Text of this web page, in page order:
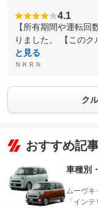
4.1
【所有期間や運転
りました。 【この
と見る
ＮＫＲＮ
ク
おすすめ記
車種別
ムーヴキ
「イン